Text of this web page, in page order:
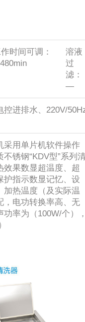
时间可调：
溶液
过
滤：
—
进排水、220V/
采用单片机软件操作
锈钢“KDV型”系列
效果数显超温度、超
护指示数显记忆、设
加热温度（及实际温
，电功转换率高、无
功率为（100W/个）